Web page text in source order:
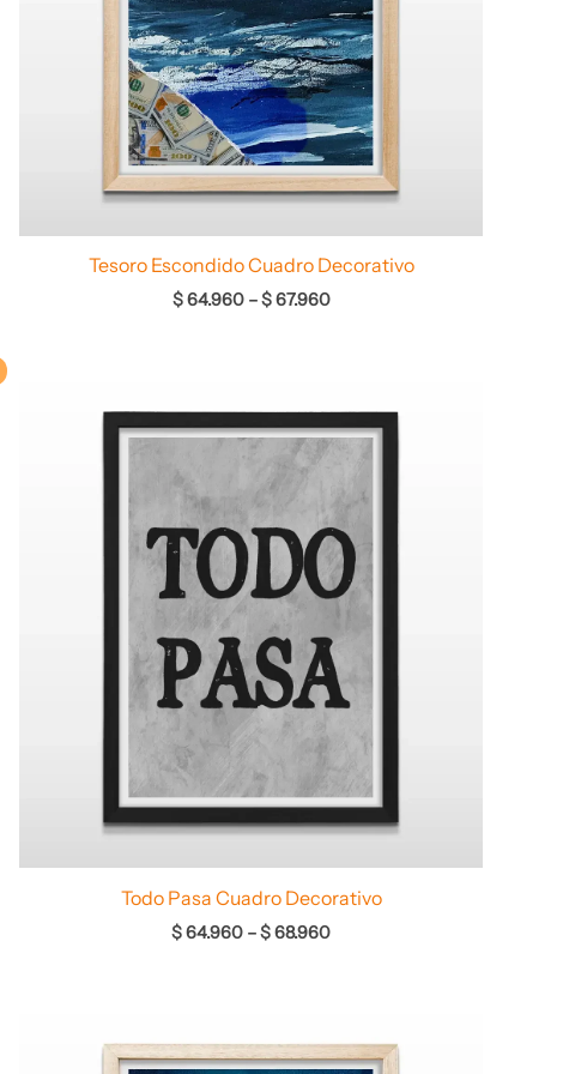
Tesoro Escondido Cuadro Decorativo
$64.960 –$67.960
Todo Pasa Cuadro Decorativo
$64.960 –$68.960
desde
$ 64.960
$ 68.960
precios: